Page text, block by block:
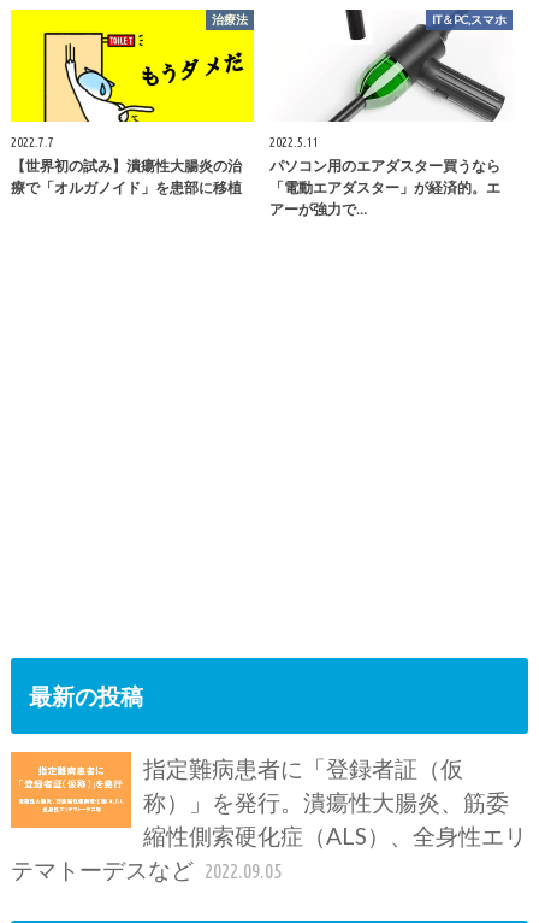
治療法
2022.7.7
【世界初の試み】潰瘍性大腸炎の治
療で「オルガノイド」を患部に移植
IT＆PC,スマホ
2022.5.11
パソコン用のエアダスター買うなら
「電動エアダスター」が経済的。エ
アーが強力で…
最新の投稿
指定難病患者に「登録者証（仮
称）」を発行。潰瘍性大腸炎、筋委
縮性側索硬化症（ALS）、全身性エリ
テマトーデスなど 2022.09.05